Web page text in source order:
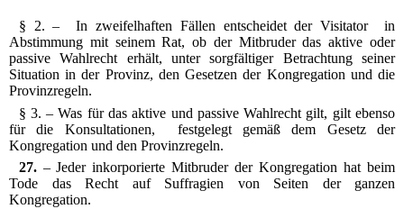
§ 2. – In zweifelhaften Fällen entscheidet der Visitator in
Abstimmung mit seinem Rat, ob der Mitbruder das aktive oder
passive Wahlrecht erhält, unter sorgfältiger Betrachtung seiner
Situation in der Provinz, den Gesetzen der Kongregation und die
Provinzregeln.
§ 3. – Was für das aktive und passive Wahlrecht gilt, gilt ebenso
für die Konsultationen, festgelegt gemäß dem Gesetz der
Kongregation und den Provinzregeln.
27. – Jeder inkorporierte Mitbruder der Kongregation hat beim
Tode das Recht auf Suffragien von Seiten der ganzen
Kongregation.